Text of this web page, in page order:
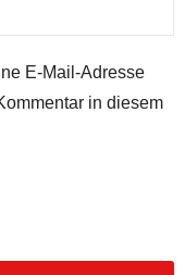
E-Mail-Adresse
in diesem